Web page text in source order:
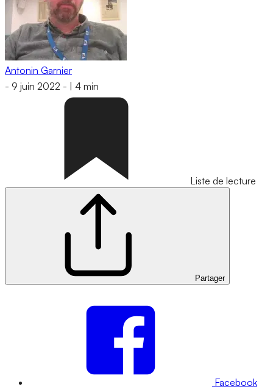
Antonin Garnier
- 9 juin 2022 - 4 min
Liste de lecture
Partager
Facebook